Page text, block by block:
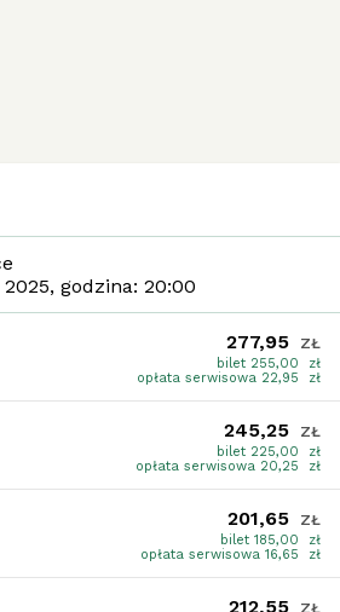
godzina: 20:00
277,95 ZŁ
bilet 255,00 zł
opłata serwisowa 22,95 zł
245,25 ZŁ
bilet 225,00 zł
opłata serwisowa 20,25 zł
201,65 ZŁ
bilet 185,00 zł
opłata serwisowa 16,65 zł
212,55 ZŁ